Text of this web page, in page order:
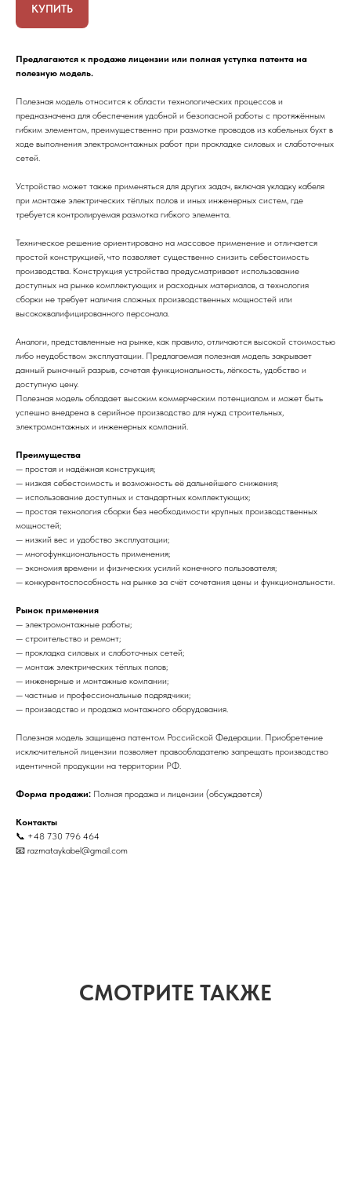
КУПИТЬ
Предлагаются к продаже лицензии или полная уступка патента на
полезную модель.
Полезная модель относится к области технологических процессов и
предназначена для обеспечения удобной и безопасной работы с протяжённым
гибким элементом, преимущественно при размотке проводов из кабельных бухт в
ходе выполнения электромонтажных работ при прокладке силовых и слаботочных
сетей.
Устройство может также применяться для других задач, включая укладку кабеля
при монтаже электрических тёплых полов и иных инженерных систем, где
требуется контролируемая размотка гибкого элемента.
Техническое решение ориентировано на массовое применение и отличается
простой конструкцией, что позволяет существенно снизить себестоимость
производства. Конструкция устройства предусматривает использование
доступных на рынке комплектующих и расходных материалов, а технология
сборки не требует наличия сложных производственных мощностей или
высококвалифицированного персонала.
Аналоги, представленные на рынке, как правило, отличаются высокой стоимостью
либо неудобством эксплуатации. Предлагаемая полезная модель закрывает
данный рыночный разрыв, сочетая функциональность, лёгкость, удобство и
доступную цену.
Полезная модель обладает высоким коммерческим потенциалом и может быть
успешно внедрена в серийное производство для нужд строительных,
электромонтажных и инженерных компаний.
Преимущества
— простая и надёжная конструкция;
— низкая себестоимость и возможность её дальнейшего снижения;
— использование доступных и стандартных комплектующих;
— простая технология сборки без необходимости крупных производственных
мощностей;
— низкий вес и удобство эксплуатации;
— многофункциональность применения;
— экономия времени и физических усилий конечного пользователя;
— конкурентоспособность на рынке за счёт сочетания цены и функциональности.
Рынок применения
— электромонтажные работы;
— строительство и ремонт;
— прокладка силовых и слаботочных сетей;
— монтаж электрических тёплых полов;
— инженерные и монтажные компании;
— частные и профессиональные подрядчики;
— производство и продажа монтажного оборудования.
Полезная модель защищена патентом Российской Федерации. Приобретение
исключительной лицензии позволяет правообладателю запрещать производство
идентичной продукции на территории РФ.
Форма продажи: Полная продажа и лицензии (обсуждается)
Контакты
📞 +48 730 796 464
📧 razmataykabel@gmail.com
СМОТРИТЕ ТАКЖЕ